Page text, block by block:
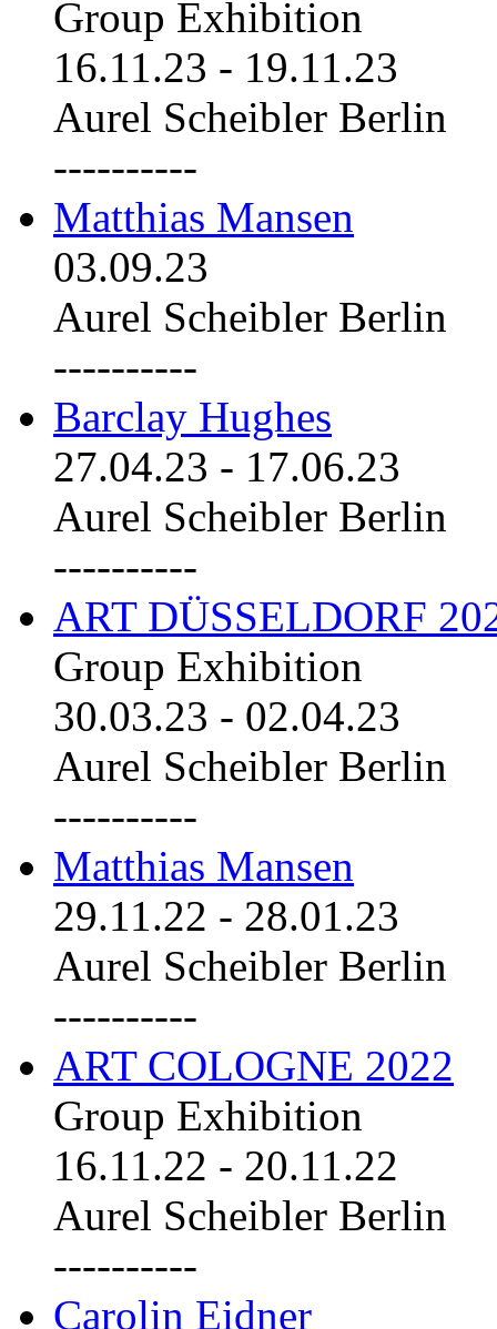
Group Exhibition
16.11.23 - 19.11.23
Aurel Scheibler Berlin
----------
Matthias Mansen
03.09.23
Aurel Scheibler Berlin
----------
Barclay Hughes
27.04.23 - 17.06.23
Aurel Scheibler Berlin
----------
ART DÜSSELDORF
Group Exhibition
30.03.23 - 02.04.23
Aurel Scheibler Berlin
----------
Matthias Mansen
29.11.22 - 28.01.23
Aurel Scheibler Berlin
----------
ART COLOGNE 2022
Group Exhibition
16.11.22 - 20.11.22
Aurel Scheibler Berlin
----------
Carolin Eidner